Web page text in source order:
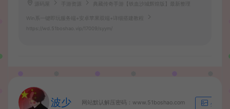
手游资源 典藏传奇手游【铁血沙城辉煌版】最新整理
Win系一键即玩服务端+安卓苹果双端+详细搭建教程
https://wd.51boshao.vip/17009/syym/
波少 网站默认解压密码：www.51boshao.com 生成海